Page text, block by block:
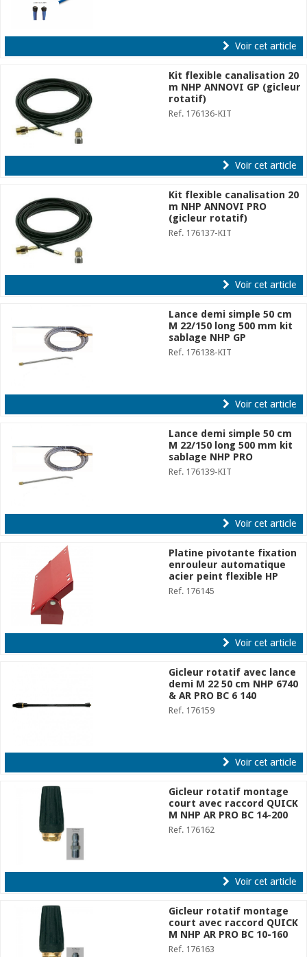
Voir cet article
Kit flexible canalisation 20
m NHP ANNOVI GP (gicleur
rotatif)
Ref. 176136-KIT
Voir cet article
Kit flexible canalisation 20
m NHP ANNOVI PRO
(gicleur rotatif)
Ref. 176137-KIT
Voir cet article
Lance demi simple 50 cm
M 22/150 long 500 mm kit
sablage NHP GP
Ref. 176138-KIT
Voir cet article
Lance demi simple 50 cm
M 22/150 long 500 mm kit
sablage NHP PRO
Ref. 176139-KIT
Voir cet article
Platine pivotante fixation
enrouleur automatique
acier peint flexible HP
Ref. 176145
Voir cet article
Gicleur rotatif avec lance
demi M 22 50 cm NHP 6740
& AR PRO BC 6 140
Ref. 176159
Voir cet article
Gicleur rotatif montage
court avec raccord QUICK
M NHP AR PRO BC 14-200
Ref. 176162
Voir cet article
Gicleur rotatif montage
court avec raccord QUICK
M NHP AR PRO BC 10-160
Ref. 176163